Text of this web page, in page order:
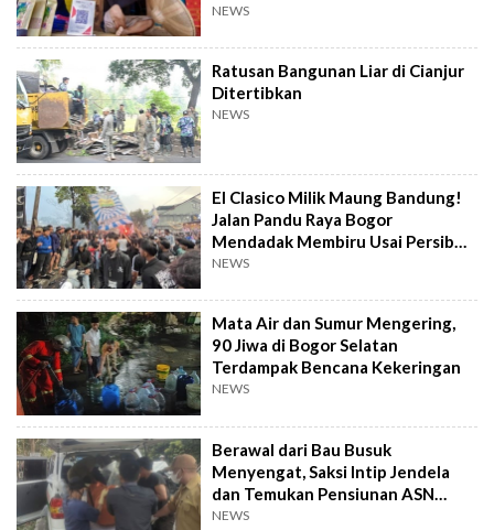
NEWS
Ratusan Bangunan Liar di Cianjur
Ditertibkan
NEWS
El Clasico Milik Maung Bandung!
Jalan Pandu Raya Bogor
Mendadak Membiru Usai Persib
Libas Persija
NEWS
Mata Air dan Sumur Mengering,
90 Jiwa di Bogor Selatan
Terdampak Bencana Kekeringan
NEWS
Berawal dari Bau Busuk
Menyengat, Saksi Intip Jendela
dan Temukan Pensiunan ASN
Meninggal Kaku
NEWS